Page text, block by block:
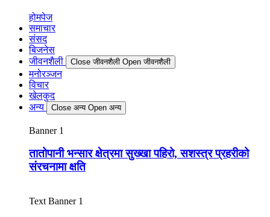
होमपेज
समाचार
संसद
बिजनेस
जीवनशैली
Close जीवनशैली Open जीवनशैली
मनोरञ्जन
विचार
खेलकुद
अन्य
Close अन्य Open अन्य
Banner 1
तातोपानी भन्सार क्षेत्रमा सुख्खा पहिरो, सशस्त्र प्रहरीको
संरचनामा क्षति
Text Banner 1